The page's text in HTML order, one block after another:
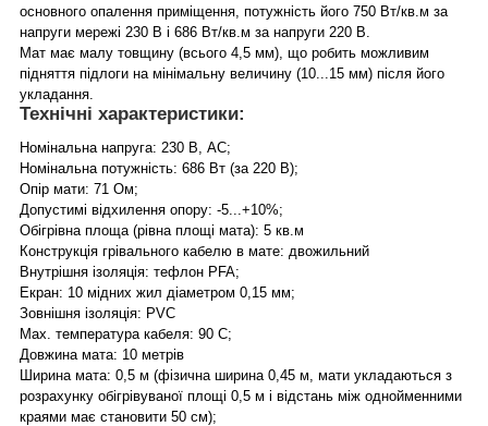
основного опалення приміщення, потужність його 750 Вт/кв.м за
напруги мережі 230 В і 686 Вт/кв.м за напруги 220 В.
Мат має малу товщину (всього 4,5 мм), що робить можливим
підняття підлоги на мінімальну величину (10...15 мм) після його
укладання.
Технічні характеристики:
Номінальна напруга: 230 В, АС;
Номінальна потужність: 686 Вт (за 220 В);
Опір мати: 71 Ом;
Допустимі відхилення опору: -5...+10%;
Обігрівна площа (рівна площі мата): 5 кв.м
Конструкція грівального кабелю в мате: двожильний
Внутрішня ізоляція: тефлон PFA;
Екран: 10 мідних жил діаметром 0,15 мм;
Зовнішня ізоляція: PVC
Max. температура кабеля: 90 С;
Довжина мата: 10 метрів
Ширина мата: 0,5 м (фізична ширина 0,45 м, мати укладаються з
розрахунку обігрівуваної площі 0,5 м і відстань між однойменними
краями має становити 50 см);